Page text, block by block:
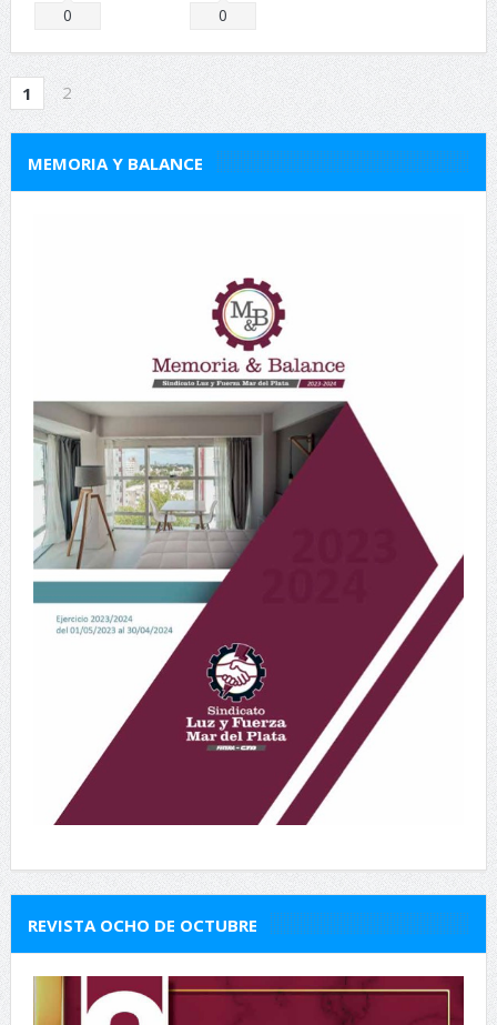
Comparte
0
Comparte
0
1 2
MEMORIA Y BALANCE
REVISTA OCHO DE OCTUBRE